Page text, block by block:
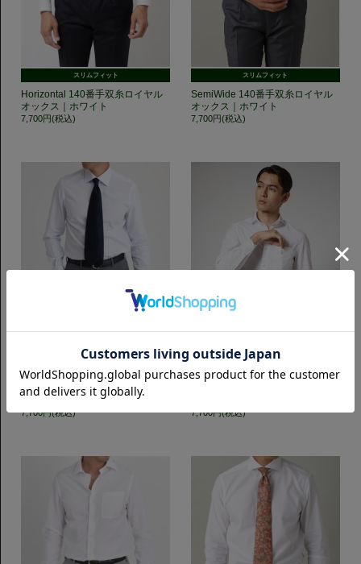
スリムフィット
Horizontal 140番手双糸ロイヤル
オックス｜ホワイト
7,700円(税込)
スリムフィット
SemiWide 140番手双糸ロイヤル
オックス｜ホワイト
7,700円(税込)
スリムフィット
SemiWide 140番手双糸ブロード
7,700円(税込)
スリムフィット
7,700円(税込)